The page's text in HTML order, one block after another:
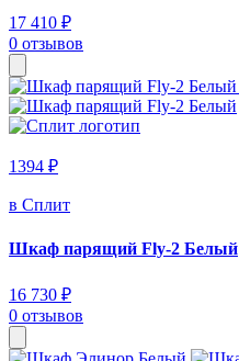
17 410 ₽
0 отзывов
1394 ₽
в Сплит
Шкаф парящий Fly-2 Белый
16 730 ₽
0 отзывов